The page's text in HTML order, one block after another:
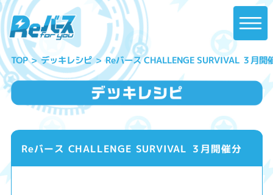
TOP デッキレシピ Reバース CHALLENGE SURVIVAL ３月開
Reバース CHALLENGE SURVIVAL ３月開催分